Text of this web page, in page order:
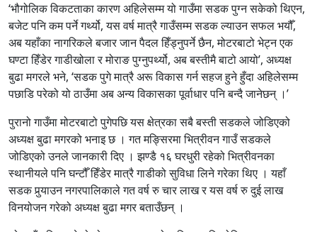
‘भौगोलिक विकटताका कारण अहिलेसम्म यो गाउँमा सडक पुग्न सकेको थिएन,
बजेट पनि कम पर्ने गर्थ्यो, यस वर्ष मात्रै गाउँसम्म सडक ल्याउन सफल भयौँ,
अब यहाँका नागरिकले बजार जान पैदल हिँड्नुपर्ने छैन, मोटरबाटो भेट्न एक
घण्टा हिँडेर गाडीखोला र मोराङ पुग्नुपर्थ्यो, अब बस्तीमै बाटो आयो’, अध्यक्ष
बुढा मगरले भने, ‘सडक पुगे मात्रै अरू विकास गर्न सहज हुने हुँदा अहिलेसम्म
पछाडि परेको यो ठाउँमा अब अन्य विकासका पूर्वाधार पनि बन्दै जानेछन् ।’
पुरानो गाउँमा मोटरबाटो पुगेपछि यस क्षेत्रका सबै बस्ती सडकले जोडिएको
अध्यक्ष बुढा मगरको भनाइ छ । गत मङ्सिरमा भित्रीवन गाउँ सडकले
जोडिएको उनले जानकारी दिए । झण्डै १६ घरधुरी रहेको भित्रीवनका
स्थानीयले पनि घन्टौँ हिँडेर मात्रै गाडीको सुविधा लिने गरेका थिए । यहाँ
सडक पुर्‍याउन नगरपालिकाले गत वर्ष रु चार लाख र यस वर्ष रु दुई लाख
विनयोजन गरेको अध्यक्ष बुढा मगर बताउँछन् ।